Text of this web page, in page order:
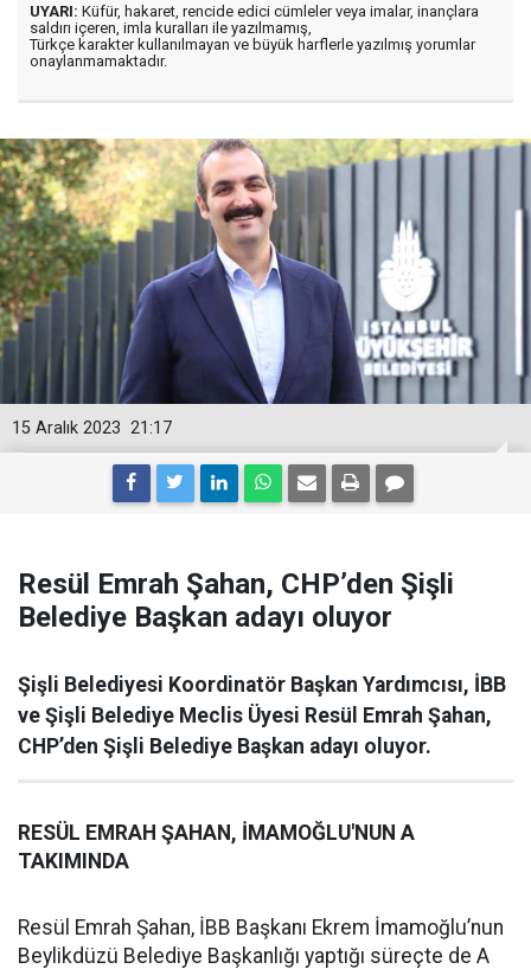
UYARI: Küfür, hakaret, rencide edici cümleler veya imalar, inançlara
saldırı içeren, imla kuralları ile yazılmamış,
Türkçe karakter kullanılmayan ve büyük harflerle yazılmış yorumlar
onaylanmamaktadır.
21:17
15 Aralık 2023
Resül Emrah Şahan, CHP’den Şişli
Belediye Başkan adayı oluyor
Şişli Belediyesi Koordinatör Başkan Yardımcısı, İBB
ve Şişli Belediye Meclis Üyesi Resül Emrah Şahan,
CHP’den Şişli Belediye Başkan adayı oluyor.
RESÜL EMRAH ŞAHAN, İMAMOĞLU'NUN A
TAKIMINDA
Resül Emrah Şahan, İBB Başkanı Ekrem İmamoğlu’nun
Beylikdüzü Belediye Başkanlığı yaptığı süreçte de A